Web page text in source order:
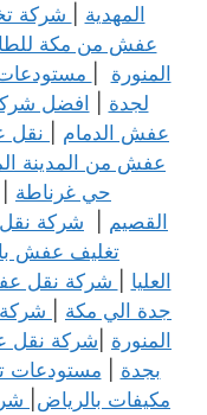
المهدية
شركة
عفش من مكة
المنورة
مستودعات
لجدة
افضل
عفش الدمام
نقل
عفش من المدينة
حي غرناطة
القصيم
شركة
تغليف عفش
العليا
شركة نقل
جدة الي مكة
المنورة
شركة نقل
بجدة
مستودعات
مكيفات بالرياض